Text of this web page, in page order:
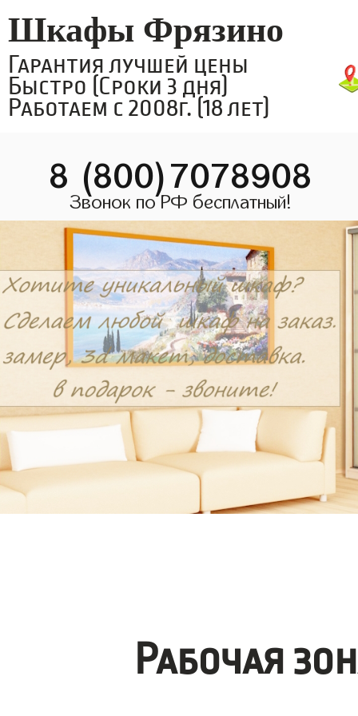
Шкафы Фрязино
Гарантия лучшей цены
Быстро (Сроки 3 дня)
Работаем с 2008г. (18 лет)
8 (800)7078908
Звонок по РФ бесплатный!
Рабочая